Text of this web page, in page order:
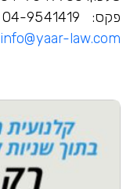
פקס: 04-9541419
info@yaar-law.com